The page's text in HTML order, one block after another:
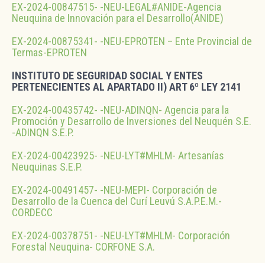
EX-2024-00847515- -NEU-LEGAL#ANIDE-Agencia
Neuquina de Innovación para el Desarrollo(ANIDE)
EX-2024-00875341- -NEU-EPROTEN – Ente Provincial de
Termas-EPROTEN
INSTITUTO DE SEGURIDAD SOCIAL Y ENTES
PERTENECIENTES AL APARTADO II) ART 6º LEY 2141
EX-2024-00435742- -NEU-ADINQN- Agencia para la
Promoción y Desarrollo de Inversiones del Neuquén S.E.
-ADINQN S.E.P.
EX-2024-00423925- -NEU-LYT#MHLM- Artesanías
Neuquinas S.E.P.
EX-2024-00491457- -NEU-MEPI- Corporación de
Desarrollo de la Cuenca del Curí Leuvú S.A.P.E.M.-
CORDECC
EX-2024-00378751- -NEU-LYT#MHLM- Corporación
Forestal Neuquina- CORFONE S.A.